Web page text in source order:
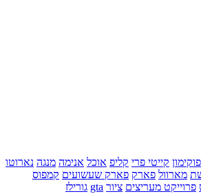
פוקימון קייטי פרי קליפ אוכל אנימה מנגה נארוטו
מארוול פארק פארק שעשועים קמפוס
פרוייקט מעריצים ציור gta גורילז